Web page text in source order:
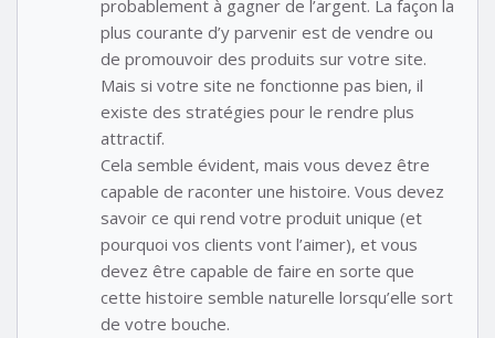
probablement à gagner de l’argent. La façon la
plus courante d’y parvenir est de vendre ou
de promouvoir des produits sur votre site.
Mais si votre site ne fonctionne pas bien, il
existe des stratégies pour le rendre plus
attractif.
Cela semble évident, mais vous devez être
capable de raconter une histoire. Vous devez
savoir ce qui rend votre produit unique (et
pourquoi vos clients vont l’aimer), et vous
devez être capable de faire en sorte que
cette histoire semble naturelle lorsqu’elle sort
de votre bouche.